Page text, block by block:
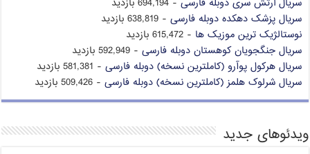
سریال پزشک دهکده دوبله فارسی - 638,819 بازدید
نوستالژیک ترین موزیک ها - 615,472 بازدید
سریال جنگجویان کوهستان دوبله فارسی - 592,949 بازدید
سریال هرکول پوآرو (کاملترین نسخه) دوبله فارسی - 581,381 بازدید
سریال شرلوک هلمز (کاملترین نسخه) دوبله فارسی - 509,426 بازدید
ویدئوهای جدید